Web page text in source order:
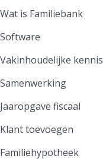
Wat is Familiebank
Software
Vakinhoudelijke kennis
Samenwerking
Jaaropgave fiscaal
Klant toevoegen
Familiehypotheek